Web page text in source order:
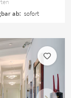
ab: sofort